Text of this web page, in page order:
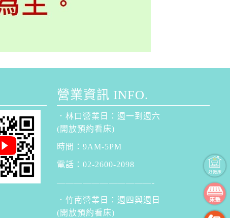
營業資訊 INFO.
．林口營業日：週一到週六
(開放預約看床)
時間：9AM-5PM
電話：02-2600-2098
———————————-
．竹南營業日：週四與週日
(開放預約看床)